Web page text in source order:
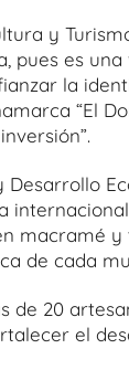
y
pues es
la
“El
macramé y
de cada
de 20
el